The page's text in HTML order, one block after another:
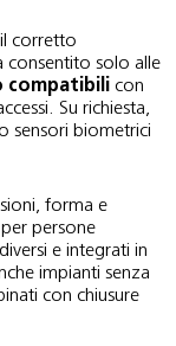
corretto
consentito solo alle
con
Su richiesta,
sensori biometrici
forma e
persone
e integrati in
impianti senza
con chiusure